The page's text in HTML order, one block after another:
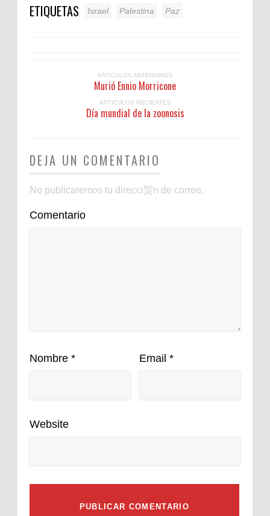
ETIQUETAS Israel Palestina Paz
ARTICULOS ANTERIORES
Murió Ennio Morricone
ARTICULOS RECIENTES
Día mundial de la zoonosis
DEJA UN COMENTARIO
No publicaremos tu direcci贸n de correo.
Comentario
Nombre * Email *
Website